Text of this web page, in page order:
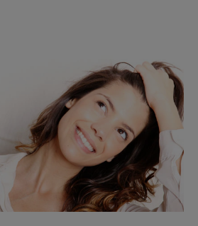
FÜR FACHKREISE
CH (DE)